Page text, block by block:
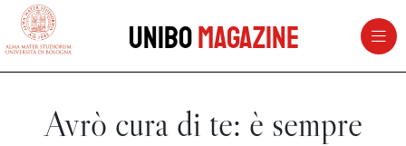
vai al contenuto della pagina
UniboMagazine
Avrò cura di te: è sempre